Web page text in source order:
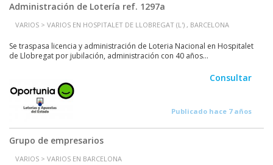
Administración de Lotería ref. 1297a
VARIOS > VARIOS EN HOSPITALET DE LLOBREGAT (L') , BARCELONA
Se traspasa licencia y administración de Loteria Nacional en Hospitalet
de Llobregat por jubilación, administración con 40 años...
Consultar
Publicado hace 7 años
Grupo de empresarios
VARIOS > VARIOS EN BARCELONA